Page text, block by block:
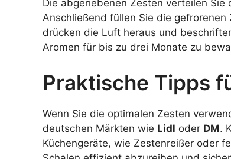
Die abgeriebenen Zesten verteilen
Anschließend füllen Sie die
drücken die Luft heraus und
Aromen für bis zu drei Monate zu
Praktische Tipps
Wenn Sie die optimalen Zesten
deutschen Märkten wie Lidl oder DM.
Küchengeräte, wie Zestenreißer oder